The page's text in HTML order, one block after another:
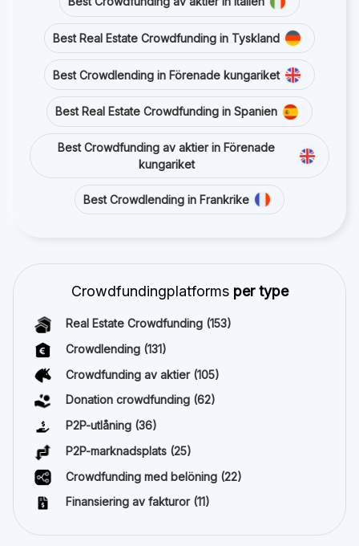
Best Real Estate Crowdfunding in Tyskland
Best Crowdlending in Förenade kungariket
Best Real Estate Crowdfunding in Spanien
Best Crowdfunding av aktier in Förenade
kungariket
Best Crowdlending in Frankrike
Crowdfundingplatforms per type
Real Estate Crowdfunding (153)
Crowdlending (131)
Crowdfunding av aktier (105)
Donation crowdfunding (62)
P2P-utlåning (36)
P2P-marknadsplats (25)
Crowdfunding med belöning (22)
Finansiering av fakturor (11)